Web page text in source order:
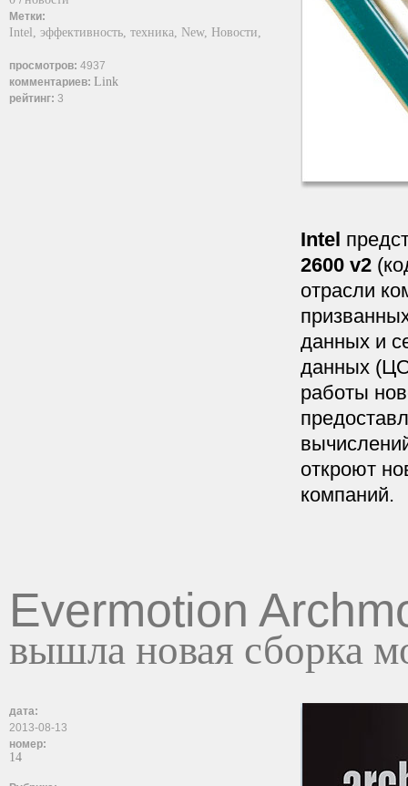
Метки:
Intel, эффективность, техника, New, Новости,
просмотров: 4937
комментариев: Link
рейтинг: 3
Intel
2600 v2
отрасли
данных и
данных
работы
откроют
компаний.
Evermotion
вышла новая сборка
дата:
2013-08-13
номер:
14